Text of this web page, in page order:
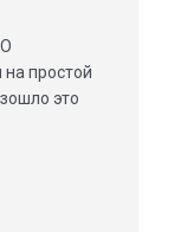
простой
это